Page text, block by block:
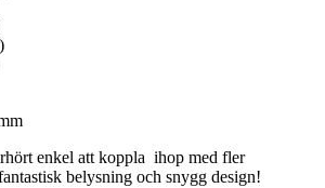
enkel att koppla ihop med fler
belysning och snygg design!